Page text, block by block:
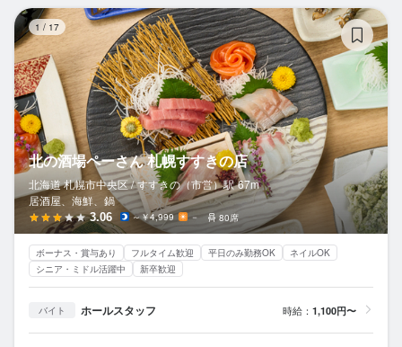
1 / 17
北の酒場ペーさん 札幌すすきの店
北海道 札幌市中央区 / すすきの（市営）駅 67m
居酒屋、海鮮、鍋
3.06 ～￥4,999 － 80席
ボーナス・賞与あり フルタイム歓迎 平日のみ勤務OK
ネイルOK
シニア・ミドル活躍中
新卒歓迎
バイト ホールスタッフ 時給： 1,100円〜